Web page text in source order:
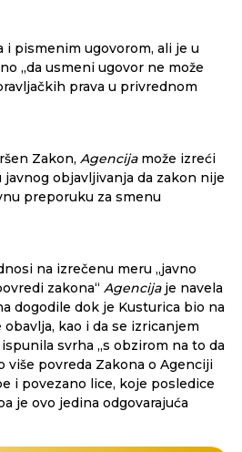
i pismenim ugovorom, ali je u
„da usmeni ugovor ne može
prava u privrednom
Zakon, Agencijamože izreći
objavljivanja da zakon nije
preporuku za smenu
na izrečenu meru „javno
zakona“ Agencijaje navela
dogodile dok je Kusturica bio na
kao i da se izricanjem
svrha „s obzirom na to da
više povreda Zakona o Agenciji
i povezano lice, koje posledice
je ovo jedina odgovarajuća